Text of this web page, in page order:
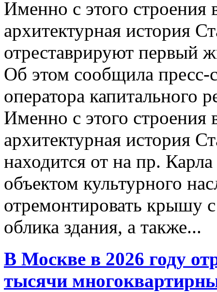
Именно с этого строения
архитектурная история
отреставрируют первый
Об этом сообщила пресс-
оператора капитального
Именно с этого строения
архитектурная история
находится от на пр.
объектом культурного
отремонтировать крышу
облика здания, а также...
В Москве в 2026 году
тысячи